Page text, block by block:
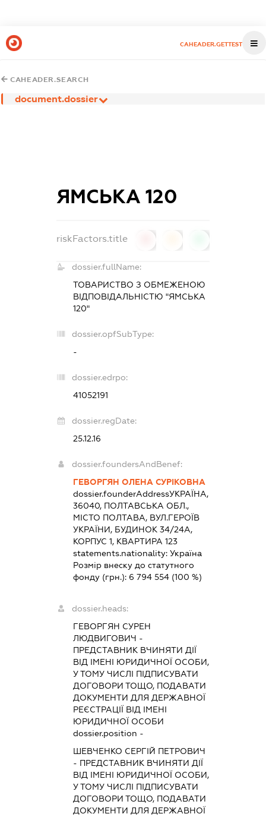
CAHEADER.GETTEST
CAHEADER.SEARCH
document.dossier
ЯМСЬКА 120
riskFactors.title
dossier.fullName:
ТОВАРИСТВО З ОБМЕЖЕНОЮ
ВІДПОВІДАЛЬНІСТЮ "ЯМСЬКА
120"
dossier.opfSubType:
-
dossier.edrpo:
41052191
dossier.regDate:
25.12.16
dossier.foundersAndBenef:
ГЕВОРГЯН ОЛЕНА СУРІКОВНА
dossier.founderAddressУКРАЇНА,
36040, ПОЛТАВСЬКА ОБЛ.,
МІСТО ПОЛТАВА, ВУЛ.ГЕРОЇВ
УКРАЇНИ, БУДИНОК 34/24А,
КОРПУС 1, КВАРТИРА 123
statements.nationality:Україна
Розмір внеску до статутного
фонду (грн.): 6 794 554 (100 %)
dossier.heads:
ГЕВОРГЯН СУРЕН
ЛЮДВИГОВИЧ -
ПРЕДСТАВНИК ВЧИНЯТИ ДІЇ
ВІД ІМЕНІ ЮРИДИЧНОЇ ОСОБИ,
У ТОМУ ЧИСЛІ ПІДПИСУВАТИ
ДОГОВОРИ ТОЩО, ПОДАВАТИ
ДОКУМЕНТИ ДЛЯ ДЕРЖАВНОЇ
РЕЄСТРАЦІЇ ВІД ІМЕНІ
ЮРИДИЧНОЇ ОСОБИ
dossier.position -
ШЕВЧЕНКО СЕРГІЙ ПЕТРОВИЧ
- ПРЕДСТАВНИК ВЧИНЯТИ ДІЇ
ВІД ІМЕНІ ЮРИДИЧНОЇ ОСОБИ,
У ТОМУ ЧИСЛІ ПІДПИСУВАТИ
ДОГОВОРИ ТОЩО, ПОДАВАТИ
ДОКУМЕНТИ ДЛЯ ДЕРЖАВНОЇ